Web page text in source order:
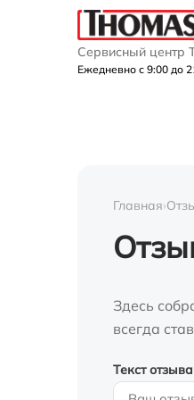
Сервисный центр
Ежедневно с 9:00 до
Главная›
Здесь
всегда
Текст отзыва